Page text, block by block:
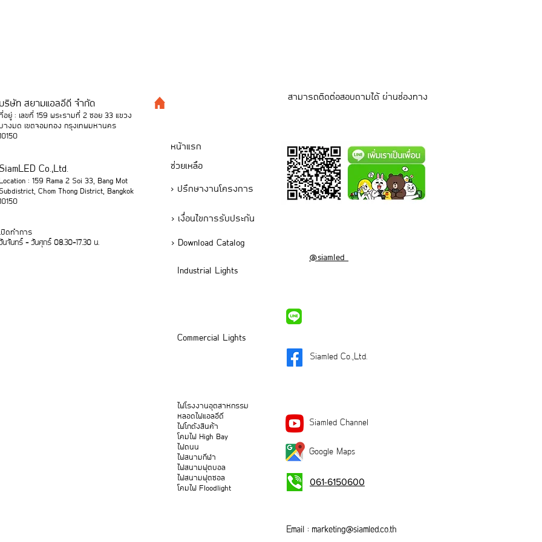
ริษัท สยามแอลอีดี จำกัด
อยู่ : เลขที่ 159 พระรามที่ 2 ซอย 33 แขวง
างมด เขตจอมทอง กรุงเทพมหานคร
Co.,Ltd.
: 159 Rama 2 Soi 33, Bang Mot
Chom Thong District, Bangkok
ปิดทำการ
นจันทร์ - วันศุกร์ 08.30-17.30 น.
หน้าแรก
ช่วยเหลือ
> ปรึกษางานโครงการ
> เงื่อนไขการรับประกัน
> Download Catalog
Industrial Lights
สามารถติดต่อสอบถามได้ ผ่านช่องทาง
@siamled
Commercial Lights
Siamled Co.,Ltd.
ไฟโรงงานอุตสาหกรรม
หลอดไฟแอลอีดี
ไฟโกดังสินค้า
โคมไฟ High Bay
ไฟถนน
ไฟสนามกีฬา
ไฟสนามฟุตบอล
ไฟสนามฟุตซอล
โคมไฟ Floodlight
Siamled Channel
Google Maps
061-6150600
Email : marketing@siamled.co.th